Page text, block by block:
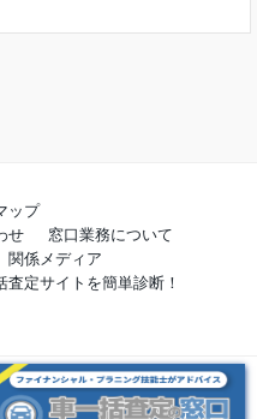
ップ
せ
窓口業務について
関係メディア
査定サイトを簡単診断！
reserved.